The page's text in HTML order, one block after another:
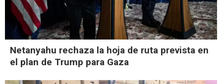
Netanyahu rechaza la hoja de ruta prevista en
el plan de Trump para Gaza